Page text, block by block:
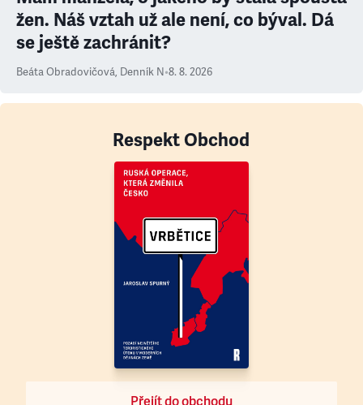
žen. Náš vztah už ale není, co býval. Dá
se ještě zachránit?
Beáta Obradovičová, Denník N•8. 8. 2026
Respekt Obchod